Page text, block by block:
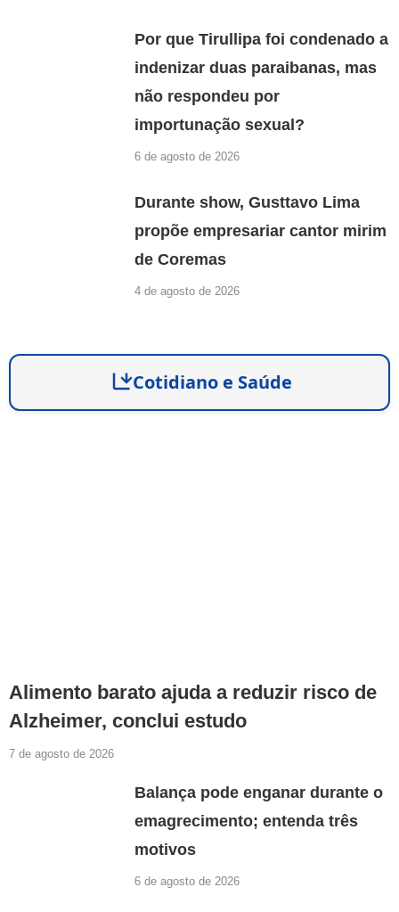
Por que Tirullipa foi condenado a
indenizar duas paraibanas, mas
não respondeu por
importunação sexual?
6 de agosto de 2026
Durante show, Gusttavo Lima
propõe empresariar cantor mirim
de Coremas
4 de agosto de 2026
Cotidiano e Saúde
Alimento barato ajuda a reduzir risco de
Alzheimer, conclui estudo
7 de agosto de 2026
Balança pode enganar durante o
emagrecimento; entenda três
motivos
6 de agosto de 2026